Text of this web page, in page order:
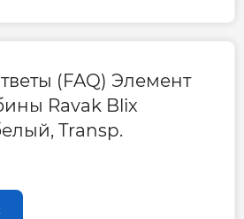
(FAQ) Элемент
Ravak Blix
Transp.